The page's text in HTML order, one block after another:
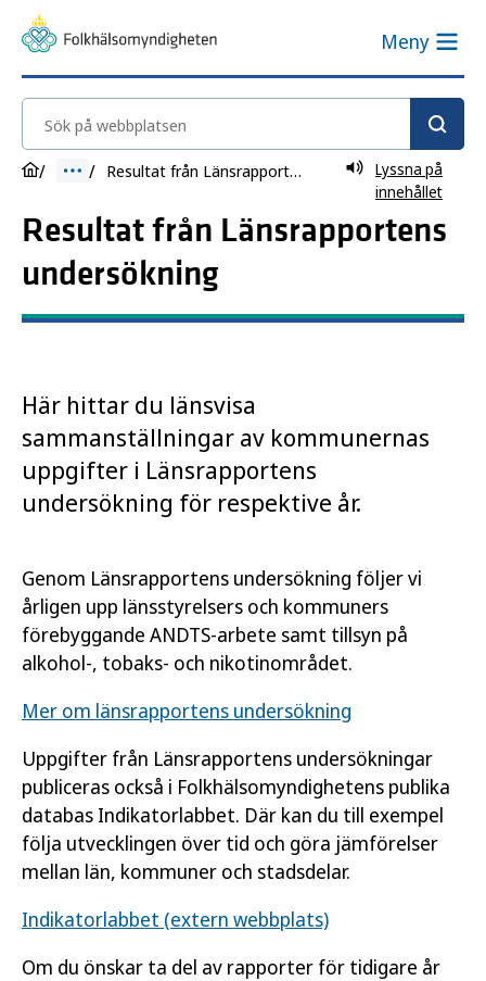
Meny
Sök på webbplatsen
Resultat från Länsrapportens undersökning
Lyssna på
innehållet
Resultat från Länsrapportens
undersökning
Här hittar du länsvisa
sammanställningar av kommunernas
uppgifter i Länsrapportens
undersökning för respektive år.
Genom Länsrapportens undersökning följer vi
årligen upp länsstyrelsers och kommuners
förebyggande ANDTS-arbete samt tillsyn på
alkohol-, tobaks- och nikotinområdet.
Mer om länsrapportens undersökning
Uppgifter från Länsrapportens undersökningar
publiceras också i Folkhälsomyndighetens publika
databas Indikatorlabbet. Där kan du till exempel
följa utvecklingen över tid och göra jämförelser
mellan län, kommuner och stadsdelar.
Indikatorlabbet (extern webbplats)
Om du önskar ta del av rapporter för tidigare år